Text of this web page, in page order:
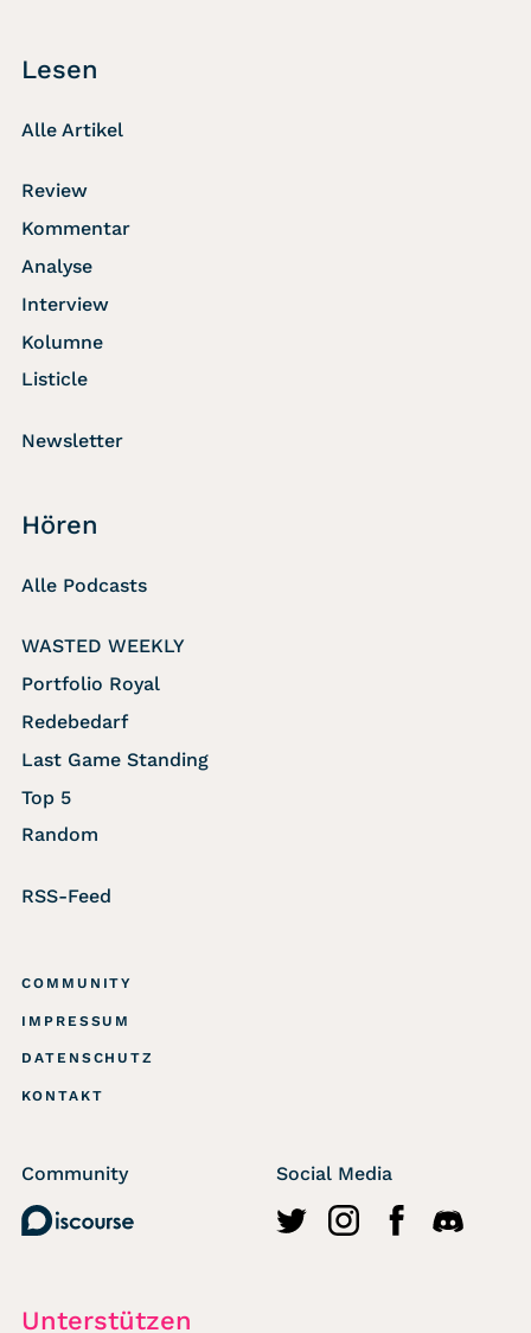
Lesen
Alle Artikel
Review
Kommentar
Analyse
Interview
Kolumne
Listicle
Newsletter
Hören
Alle Podcasts
WASTED WEEKLY
Portfolio Royal
Redebedarf
Last Game Standing
Top 5
Random
RSS-Feed
COMMUNITY
IMPRESSUM
DATENSCHUTZ
KONTAKT
Community
Discourse
Social Media
http://twitter.com/
https://https://https://
Unterstützen